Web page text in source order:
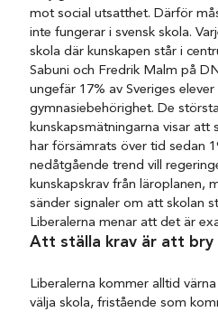
mot social utsatthet. Därför
inte fungerar i svensk skola.
skola där kunskapen står i
Sabuni och Fredrik Malm på
ungefär 17% av Sveriges
gymnasiebehörighet. De
kunskapsmätningarna visar att
har försämrats över tid sedan
nedåtgående trend vill
kunskapskrav från läroplanen,
sänder signaler om att skolan
Liberalerna menar att det är
Att ställa krav är att bry
Liberalerna kommer alltid
välja skola, fristående som